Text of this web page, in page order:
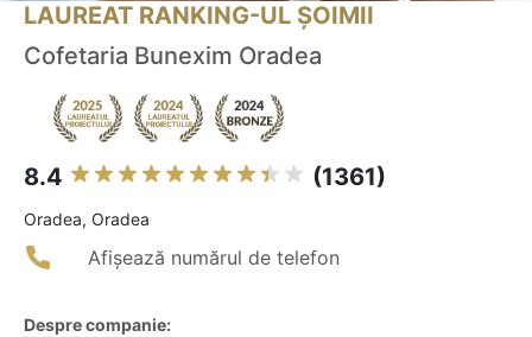
LAUREAT RANKING-UL ȘOIMII
Cofetaria Bunexim Oradea
8.4 (1361)
Oradea, Oradea
Afișează numărul de telefon
Despre companie: